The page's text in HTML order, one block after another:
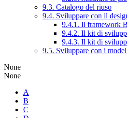
9.3. Catalogo del riuso
9.4. Sviluppare con il
9.4.1. Il framework
9.4.2. Il kit di
9.4.3. Il kit di
9.5. Sviluppare con i
None
None
A
B
C